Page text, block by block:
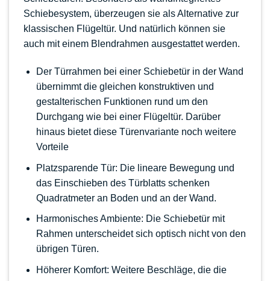
Schiebesystem, überzeugen sie als Alternative zur
klassischen Flügeltür. Und natürlich können sie
auch mit einem Blendrahmen ausgestattet werden.
Der Türrahmen bei einer Schiebetür in der Wand
übernimmt die gleichen konstruktiven und
gestalterischen Funktionen rund um den
Durchgang wie bei einer Flügeltür. Darüber
hinaus bietet diese Türenvariante noch weitere
Vorteile
Platzsparende Tür: Die lineare Bewegung und
das Einschieben des Türblatts schenken
Quadratmeter an Boden und an der Wand.
Harmonisches Ambiente: Die Schiebetür mit
Rahmen unterscheidet sich optisch nicht von den
übrigen Türen.
Höherer Komfort: Weitere Beschläge, die die